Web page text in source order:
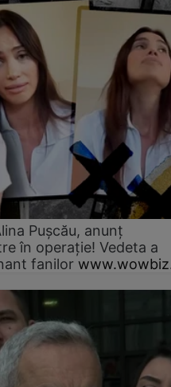
Pușcău, anunț
în operație! Vedeta a
fanilor